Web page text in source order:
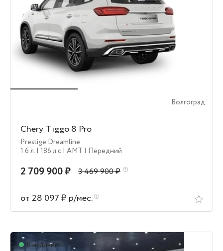
Волгоград
Chery Tiggo 8 Pro
Prestige Dreamline
1.6 л. | 186 л.c | AMT | Передний
2 709 900 ₽ 3 469 900 ₽
от 28 097 ₽ р/мес.
В наличии